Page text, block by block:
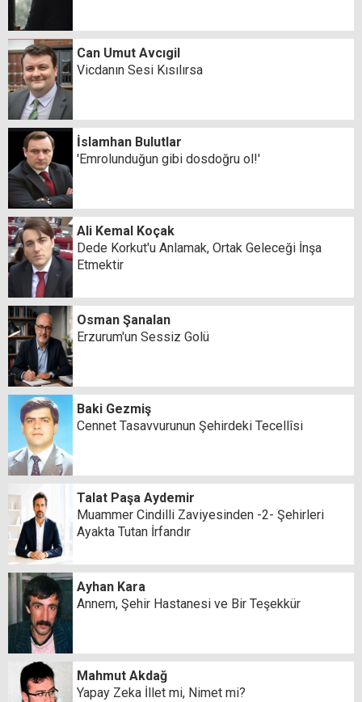
Can Umut Avcıgil
Vicdanın Sesi Kısılırsa
İslamhan Bulutlar
'Emrolunduğun gibi dosdoğru ol!'
Ali Kemal Koçak
Dede Korkut'u Anlamak, Ortak Geleceği İnşa
Etmektir
Osman Şanalan
Erzurum'un Sessiz Golü
Baki Gezmiş
Cennet Tasavvurunun Şehirdeki Tecellîsi
Talat Paşa Aydemir
Muammer Cindilli Zaviyesinden -2- Şehirleri
Ayakta Tutan İrfandır
Ayhan Kara
Annem, Şehir Hastanesi ve Bir Teşekkür
Mahmut Akdağ
Yapay Zeka İllet mi, Nimet mi?